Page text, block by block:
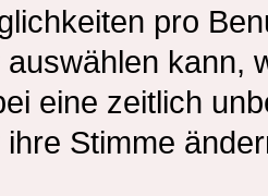
pro
kann,
eine zeitlich
Stimme